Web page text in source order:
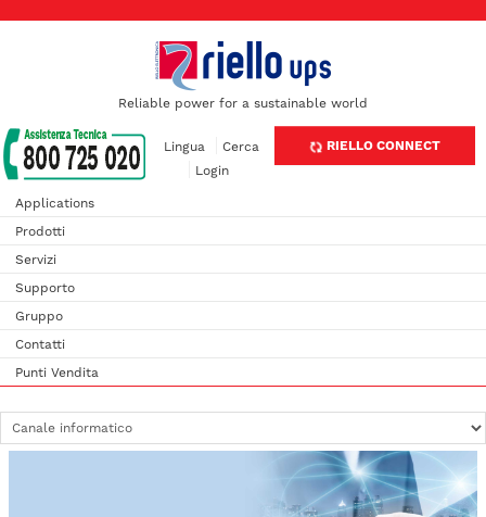
Reliable power for a sustainable world
RIELLO CONNECT
Lingua
Cerca
Login
Applications
Prodotti
Servizi
Supporto
Gruppo
Contatti
Punti Vendita